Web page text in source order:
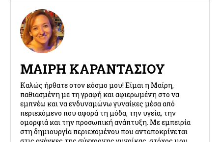
ΜΑΊΡΗ ΚΑΡΑΝΤΆΣΙΟΥ
Καλώς ήρθατε στον κόσμο μου! Είμαι η Μαίρη,
παθιασμένη με τη γραφή και αφιερωμένη στο να
εμπνέω και να ενδυναμώνω γυναίκες μέσα από
περιεχόμενο που αφορά τη μόδα, την υγεία, την
ομορφιά και την προσωπική ανάπτυξη. Με εμπειρία
στη δημιουργία περιεχομένου που ανταποκρίνεται